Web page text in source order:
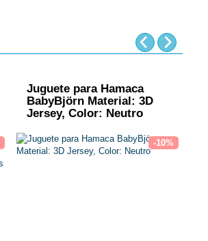
Juguete para Hamaca
BabyBjörn Material: 3D
Jersey, Color: Neutro
-10%